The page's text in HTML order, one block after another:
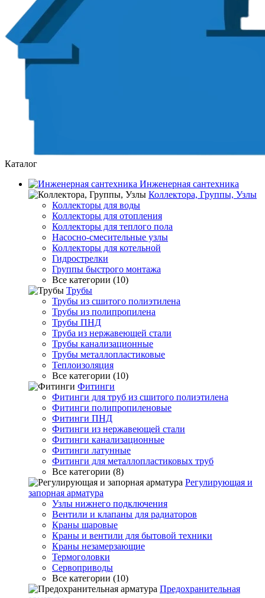
Каталог
Инженерная сантехника
Коллектора, Группы, Узлы
Коллекторы для воды
Коллекторы для отопления
Коллекторы для теплого пола
Насосно-смесительные узлы
Коллекторы для котельной
Гидрострелки
Группы быстрого монтажа
Все категории (10)
Трубы
Трубы из сшитого полиэтилена
Трубы из полипропилена
Трубы ПНД
Труба из нержавеющей стали
Трубы канализационные
Трубы металлопластиковые
Теплоизоляция
Все категории (10)
Фитинги
Фитинги для труб из сшитого полиэтилена
Фитинги полипропиленовые
Фитинги ПНД
Фитинги из нержавеющей стали
Фитинги канализационные
Фитинги латунные
Фитинги для металлопластиковых труб
Все категории (8)
Регулирующая и
запорная арматура
Узлы нижнего подключения
Вентили и клапаны для радиаторов
Краны шаровые
Краны и вентили для бытовой техники
Краны незамерзающие
Термоголовки
Сервоприводы
Все категории (10)
Предохранительная